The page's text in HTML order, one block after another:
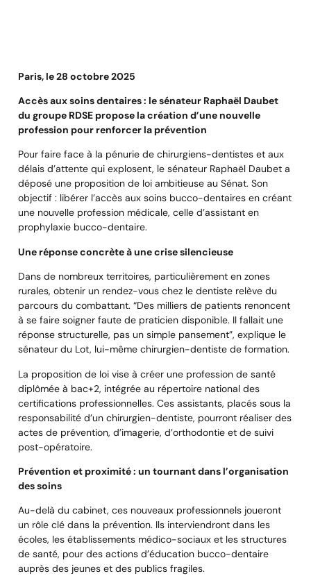
Paris, le 28 octobre 2025
Accès aux soins dentaires : le sénateur Raphaël Daubet
du groupe RDSE propose la création d’une nouvelle
profession pour renforcer la prévention
Pour faire face à la pénurie de chirurgiens-dentistes et aux
délais d’attente qui explosent, le sénateur Raphaël Daubet a
déposé une proposition de loi ambitieuse au Sénat. Son
objectif : libérer l’accès aux soins bucco-dentaires en créant
une nouvelle profession médicale, celle d’assistant en
prophylaxie bucco-dentaire.
Une réponse concrète à une crise silencieuse
Dans de nombreux territoires, particulièrement en zones
rurales, obtenir un rendez-vous chez le dentiste relève du
parcours du combattant. “Des milliers de patients renoncent
à se faire soigner faute de praticien disponible. Il fallait une
réponse structurelle, pas un simple pansement”, explique le
sénateur du Lot, lui-même chirurgien-dentiste de formation.
La proposition de loi vise à créer une profession de santé
diplômée à bac+2, intégrée au répertoire national des
certifications professionnelles. Ces assistants, placés sous la
responsabilité d’un chirurgien-dentiste, pourront réaliser des
actes de prévention, d’imagerie, d’orthodontie et de suivi
post-opératoire.
Prévention et proximité : un tournant dans l’organisation
des soins
Au-delà du cabinet, ces nouveaux professionnels joueront
un rôle clé dans la prévention. Ils interviendront dans les
écoles, les établissements médico-sociaux et les structures
de santé, pour des actions d’éducation bucco-dentaire
auprès des jeunes et des publics fragiles.